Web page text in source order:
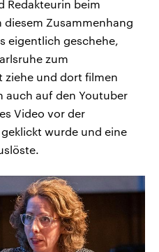
Redakteurin beim
Zusammenhang
eigentlich geschehe,
zum
ziehe und dort filmen
auch auf den Youtuber
Video vor der
wurde und eine